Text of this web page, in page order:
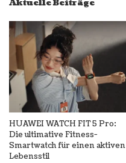
Aktuelle Beiträge
HUAWEI WATCH FIT 5 Pro:
Die ultimative Fitness-
Smartwatch für einen aktiven
Lebensstil